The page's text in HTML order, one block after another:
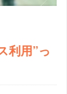
利用”っ